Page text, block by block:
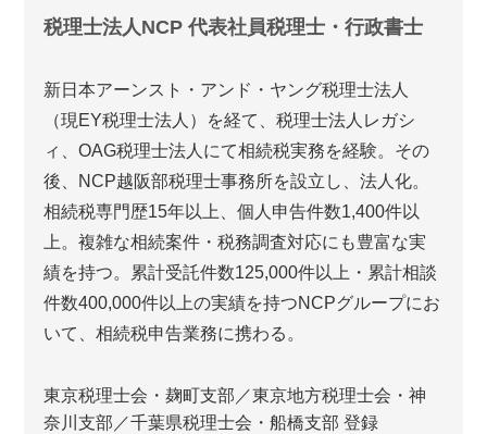
税理士法人NCP 代表社員税理士・行政書士
新日本アーンスト・アンド・ヤング税理士法人
（現EY税理士法人）を経て、税理士法人レガシ
ィ、OAG税理士法人にて相続税実務を経験。その
後、NCP越阪部税理士事務所を設立し、法人化。
相続税専門歴15年以上、個人申告件数1,400件以
上。複雑な相続案件・税務調査対応にも豊富な実
績を持つ。累計受託件数125,000件以上・累計相談
件数400,000件以上の実績を持つNCPグループにお
いて、相続税申告業務に携わる。
東京税理士会・麹町支部／東京地方税理士会・神
奈川支部／千葉県税理士会・船橋支部 登録